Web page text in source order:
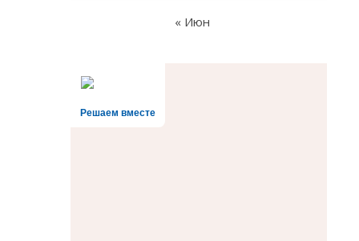
« Июн
Решаем вместе